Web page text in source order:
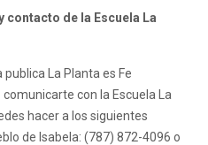
contacto de la Escuela La
La Planta es Fe
con la Escuela La
hacer a los siguientes
de Isabela: (787) 872-4096 o